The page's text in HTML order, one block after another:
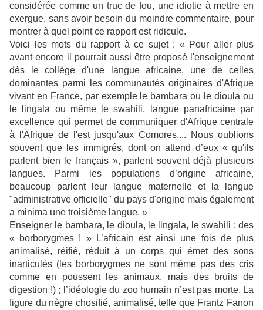
considérée comme un truc de fou, une idiotie à mettre en
exergue, sans avoir besoin du moindre commentaire, pour
montrer à quel point ce rapport est ridicule.
Voici les mots du rapport à ce sujet : « Pour aller plus
avant encore il pourrait aussi être proposé l'enseignement
dès le collège d'une langue africaine, une de celles
dominantes parmi les communautés originaires d'Afrique
vivant en France, par exemple le bambara ou le dioula ou
le lingala ou même le swahili, langue panafricaine par
excellence qui permet de communiquer d'Afrique centrale
à l'Afrique de l'est jusqu'aux Comores.... Nous oublions
souvent que les immigrés, dont on attend d’eux « qu'ils
parlent bien le français », parlent souvent déjà plusieurs
langues. Parmi les populations d’origine africaine,
beaucoup parlent leur langue maternelle et la langue
"administrative officielle" du pays d'origine mais également
a minima une troisième langue. »
Enseigner le bambara, le dioula, le lingala, le swahili : des
« borborygmes ! » L’africain est ainsi une fois de plus
animalisé, réifié, réduit à un corps qui émet des sons
inarticulés (les borborygmes ne sont même pas des cris
comme en poussent les animaux, mais des bruits de
digestion !) ; l’idéologie du zoo humain n’est pas morte. La
figure du nègre chosifié, animalisé, telle que Frantz Fanon